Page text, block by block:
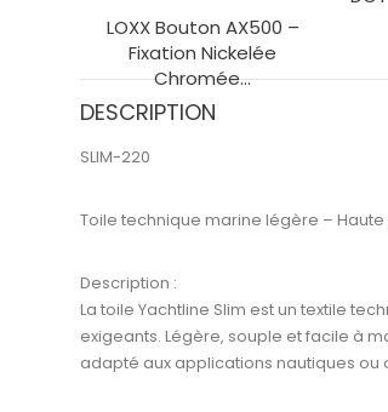
LOXX Bouton AX500 –
Fixation Nickelée
Chromée...
DESCRIPTION
SLIM-220
Toile technique marine légère –
Description :
La toileYachtline Slim est un textile
exigeants. Légère, souple et facile à
adapté aux applications nautiques